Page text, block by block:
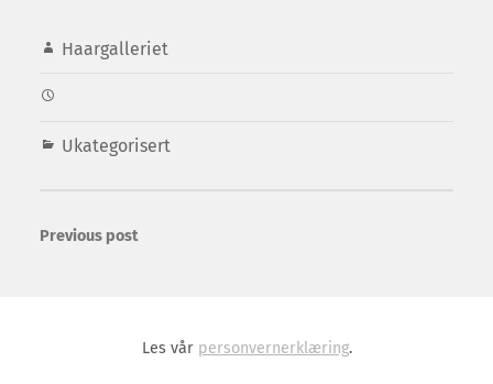
Haargalleriet
Ukategorisert
Previous post
Les vår personvernerklæring.